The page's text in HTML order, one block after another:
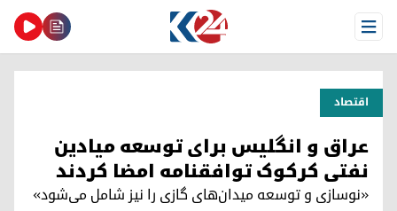
Open Menu
اقتصاد
عراق و انگلیس برای توسعه میادین
نفتی کرکوک توافقنامه‌ امضا کردند
«نوسازی و توسعه میدان‌های گازی را نیز شامل می‌شود»